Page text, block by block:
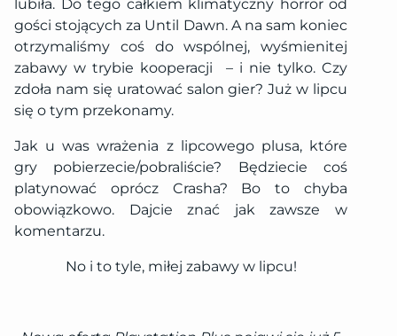
lubiła. Do tego całkiem klimatyczny horror od
gości stojących za Until Dawn. A na sam koniec
otrzymaliśmy coś do wspólnej, wyśmienitej
zabawy w trybie kooperacji – i nie tylko. Czy
zdoła nam się uratować salon gier? Już w lipcu
się o tym przekonamy.
Jak u was wrażenia z lipcowego plusa, które
gry pobierzecie/pobraliście? Będziecie coś
platynować oprócz Crasha? Bo to chyba
obowiązkowo. Dajcie znać jak zawsze w
komentarzu.
No i to tyle, miłej zabawy w lipcu!